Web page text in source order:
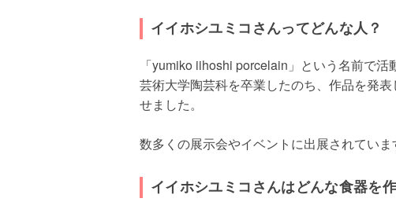
イイホシユミコさんってどんな人？
「yumiko iihoshi porcelain」という名前で
芸術大学陶芸科を卒業したのち、作品を発
せました。
数多くの展示会やイベントに出展されていま
イイホシユミコさんはどんな食器を